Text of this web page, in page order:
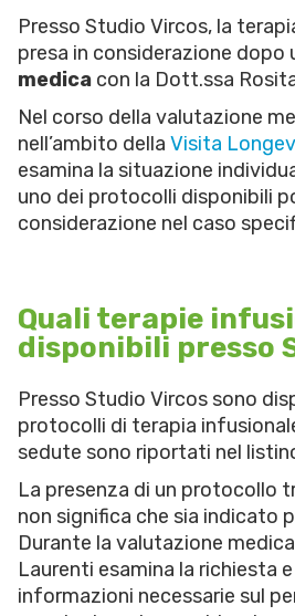
Presso Studio Vircos, la
presa in considerazione dopo
medica con la Dott.ssa
Nel corso della valutazione
nell’ambito della Visita
esamina la situazione
uno dei protocolli disponibili
considerazione nel caso
Quali terapie
disponibili presso
Presso Studio Vircos sono
protocolli di terapia
sedute sono riportati nel
La presenza di un protocollo
non significa che sia indicato
Durante la valutazione
Laurenti esamina la richiesta
informazioni necessarie sul